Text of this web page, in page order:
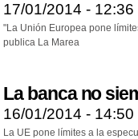
17/01/2014 - 12:36
"La Unión Europea pone
publica La Marea
La banca no
16/01/2014 - 14:50
La UE pone límites a la